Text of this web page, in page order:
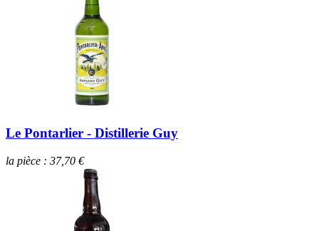
Le Pontarlier - Distillerie Guy
la pièce : 37,70 €